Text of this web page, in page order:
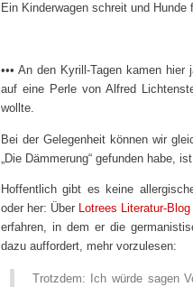
Ein Kinderwagen schreit und Hunde
••• An den Kyrill-Tagen kamen hier
auf eine Perle von Alfred
wollte.
Bei der Gelegenheit können wir
„Die Dämmerung“ gefunden habe,
Hoffentlich gibt es keine
oder her: Über Lotrees Literatur-Blog
erfahren, in dem er die
dazu auffordert, mehr vorzulesen:
Trotzdem: Ich würde sagen